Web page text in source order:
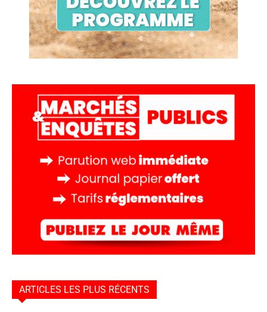
ARTICLES LES PLUS RÉCENTS